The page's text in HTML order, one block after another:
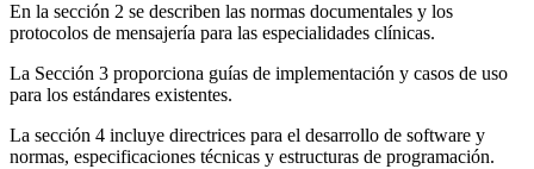
En la sección 2 se describen las normas documentales y los
protocolos de mensajería para las especialidades clínicas.
La Sección 3 proporciona guías de implementación y casos de uso
para los estándares existentes.
La sección 4 incluye directrices para el desarrollo de software y
normas, especificaciones técnicas y estructuras de programación.